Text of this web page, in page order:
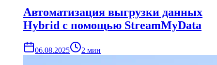
Автоматизация выгрузки данных
Hybrid с помощью StreamMyData
06.08.2025 2 мин